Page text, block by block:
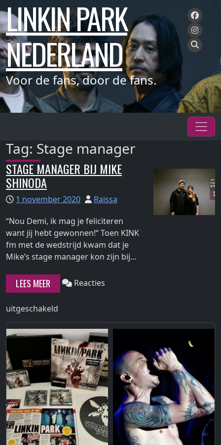
Meteen
naar
de
inhoud
LINKIN PARK
NEDERLAND
Voor de fans, door de fans.
Tag: Stage manager
STAGE MANAGER BIJ MIKE
SHINODA
1 november 2020
Raissa
“Nou Demi, ik mag je feliciteren
want jij hebt gewonnen!“ Toen KINK
fm met de wedstrijd kwam dat je
Mike’s stage manager kon zijn bij…
Shinoda"
LEES MEER Reacties
uitgeschakeld
Stage
manager
bij
Mike
Shinoda